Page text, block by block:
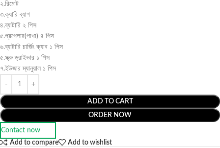
২.রিমোট
৩.ক্যারি ব্যাগ
৪.ব্যাটারি ২ পিস
৫.প্রপেলার(পাখা) ৪ পিস
৬.ব্যাটারি চার্জিং ক্যাব ১ পিস
৫.স্ক্রু ড্রাইভার ১ পিস
৭.ইউজার ম্যানুয়াল ১ পিস
ADD TO CART
ORDER NOW
Contact now
Add to compare
Add to wishlist